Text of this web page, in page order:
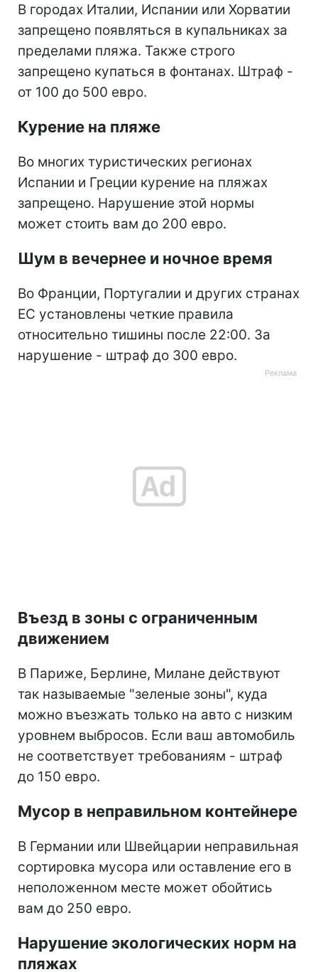
В городах Италии, Испании или Хорватии
запрещено появляться в купальниках за
пределами пляжа. Также строго
запрещено купаться в фонтанах. Штраф -
от 100 до 500 евро.
Курение на пляже
Во многих туристических регионах
Испании и Греции курение на пляжах
запрещено. Нарушение этой нормы
может стоить вам до 200 евро.
Шум в вечернее и ночное время
Во Франции, Португалии и других странах
ЕС установлены четкие правила
относительно тишины после 22:00. За
нарушение - штраф до 300 евро.
Въезд в зоны с ограниченным
движением
В Париже, Берлине, Милане действуют
так называемые "зеленые зоны", куда
можно въезжать только на авто с низким
уровнем выбросов. Если ваш автомобиль
не соответствует требованиям - штраф
до 150 евро.
Мусор в неправильном контейнере
В Германии или Швейцарии неправильная
сортировка мусора или оставление его в
неположенном месте может обойтись
вам до 250 евро.
Нарушение экологических норм на
пляжах